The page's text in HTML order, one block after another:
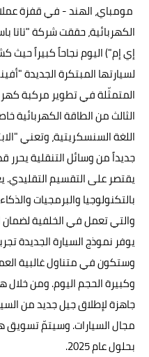
مومباي، الهند - في قفزة
الكهربائية، حققت شركة "تاتا
إي إم") اليوم نجاحاً كبيراً حيث
لسيارتها المبتكرة الجديدة
المتمثّلة في تطوير مركبة
الثالث من الطاقة الكهربائية
اللغة السنسكريتية، وتعني
جديداً من وسائل التنقلية يحرر
يقتصر على التقسيم التقليدي.
بالتكنولوجيا والبرمجيات
والتي تعمل في الخلفية لضمان
يوفر نموذج السيارة الجديدة
وستكون في متناول غالبية
وكبيرة الحجم اليوم. ومن خلال
جاهزة لإطلاق جيل جديد من
مجال السيارات. وسيتمّ تسويق
بحلول عام 2025.